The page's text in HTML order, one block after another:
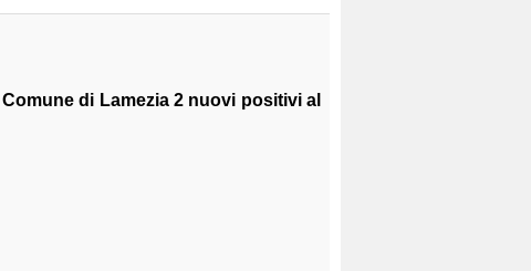
di Lamezia 2 nuovi positivi al